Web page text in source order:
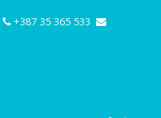
+387 35 365 533